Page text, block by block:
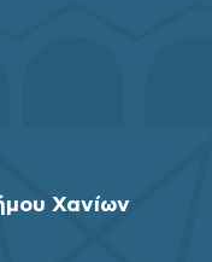
Χανίων